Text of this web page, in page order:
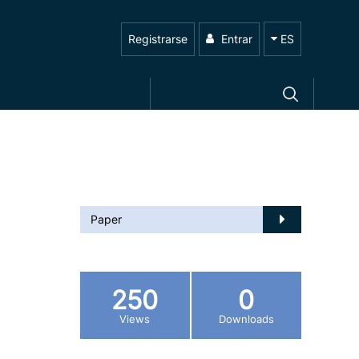
Registrarse Entrar ES
Paper
250
Views
0
Downloads